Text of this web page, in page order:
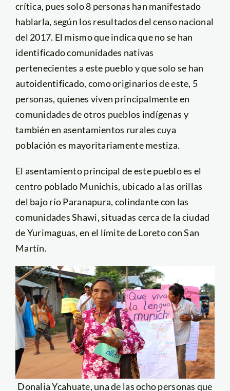
crítica, pues solo 8 personas han manifestado
hablarla, según los resultados del censo nacional
del 2017. El mismo que indica que no se han
identificado comunidades nativas
pertenecientes a este pueblo y que solo se han
autoidentificado, como originarios de este, 5
personas, quienes viven principalmente en
comunidades de otros pueblos indígenas y
también en asentamientos rurales cuya
población es mayoritariamente mestiza.
El asentamiento principal de este pueblo es el
centro poblado Munichis, ubicado a las orillas
del bajo río Paranapura, colindante con las
comunidades Shawi, situadas cerca de la ciudad
de Yurimaguas, en el límite de Loreto con San
Martín.
Donalia Ycahuate, una de las ocho personas que